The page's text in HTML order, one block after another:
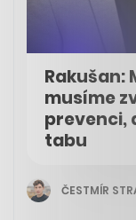
Rakušan:
musíme
prevenci,
tabu
ČESTMÍR